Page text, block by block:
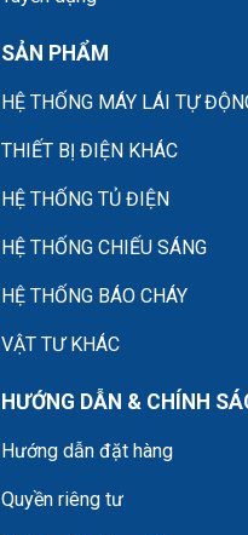
SẢN PHẨM
HỆ THỐNG MÁY LÁI TỰ
THIẾT BỊ ĐIỆN KHÁC
HỆ THỐNG TỦ ĐIỆN
HỆ THỐNG CHIẾU SÁNG
HỆ THỐNG BÁO CHÁY
VẬT TƯ KHÁC
HƯỚNG DẪN & CHÍNH
Hướng dẫn đặt hàng
Quyền riêng tư